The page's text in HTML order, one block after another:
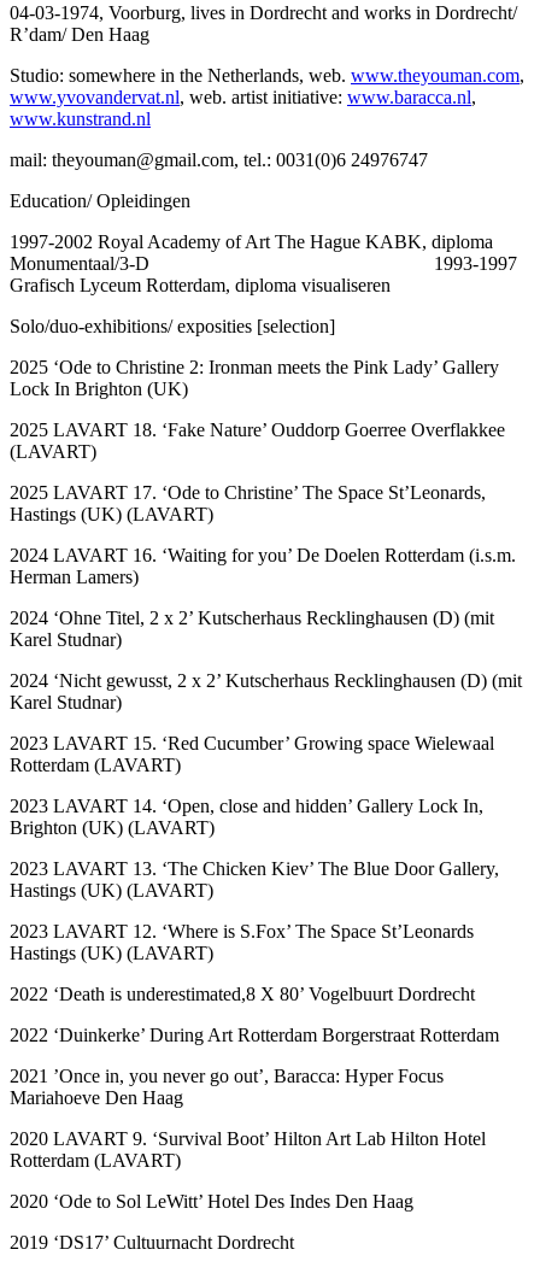
04-03-1974, Voorburg, lives in Dordrecht and works in Dordrecht/
R’dam/ Den Haag
Studio: somewhere in the Netherlands, web. www.theyouman.com,
www.yvovandervat.nl, web. artist initiative: www.baracca.nl,
www.kunstrand.nl
mail: theyouman@gmail.com, tel.: 0031(0)6 24976747
Education/ Opleidingen
1997-2002 Royal Academy of Art The Hague KABK, diploma
Monumentaal/3-D 1993-1997
Grafisch Lyceum Rotterdam, diploma visualiseren
Solo/duo-exhibitions/ exposities [selection]
2025 ‘Ode to Christine 2: Ironman meets the Pink Lady’ Gallery
Lock In Brighton (UK)
2025 LAVART 18. ‘Fake Nature’ Ouddorp Goerree Overflakkee
(LAVART)
2025 LAVART 17. ‘Ode to Christine’ The Space St’Leonards,
Hastings (UK) (LAVART)
2024 LAVART 16. ‘Waiting for you’ De Doelen Rotterdam (i.s.m.
Herman Lamers)
2024 ‘Ohne Titel, 2 x 2’ Kutscherhaus Recklinghausen (D) (mit
Karel Studnar)
2024 ‘Nicht gewusst, 2 x 2’ Kutscherhaus Recklinghausen (D) (mit
Karel Studnar)
2023 LAVART 15. ‘Red Cucumber’ Growing space Wielewaal
Rotterdam (LAVART)
2023 LAVART 14. ‘Open, close and hidden’ Gallery Lock In,
Brighton (UK) (LAVART)
2023 LAVART 13. ‘The Chicken Kiev’ The Blue Door Gallery,
Hastings (UK) (LAVART)
2023 LAVART 12. ‘Where is S.Fox’ The Space St’Leonards
Hastings (UK) (LAVART)
2022 ‘Death is underestimated,8 X 80’ Vogelbuurt Dordrecht
2022 ‘Duinkerke’ During Art Rotterdam Borgerstraat Rotterdam
2021 ’Once in, you never go out’, Baracca: Hyper Focus
Mariahoeve Den Haag
2020 LAVART 9. ‘Survival Boot’ Hilton Art Lab Hilton Hotel
Rotterdam (LAVART)
2020 ‘Ode to Sol LeWitt’ Hotel Des Indes Den Haag
2019 ‘DS17’ Cultuurnacht Dordrecht